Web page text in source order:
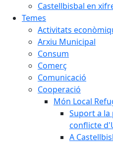
Castellbisbal en
Temes
Activitats
Arxiu Municipal
Consum
Comerç
Comunicació
Cooperació
Món Local
Suport a la
conflicte
A